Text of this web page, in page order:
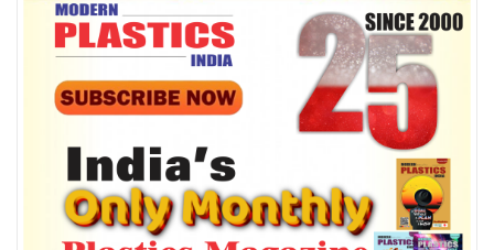
Die Esko Quartz-gehaltesertifikaat is
amptelik in Oktober 2025 aan Asahi Kasei
toegeken vir die AWP-CLFQ-plaat.
Oorsig van tegniese hoogtepunte:
Plaattipe: AWP-CLFQ – waterwasplaat